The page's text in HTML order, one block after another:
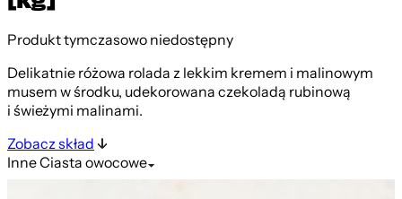
Produkt tymczasowo niedostępny
Delikatnie różowa rolada z lekkim kremem i malinowym
musem w środku, udekorowana czekoladą rubinową
i świeżymi malinami.
Zobacz skład
InneCiasta owocowe